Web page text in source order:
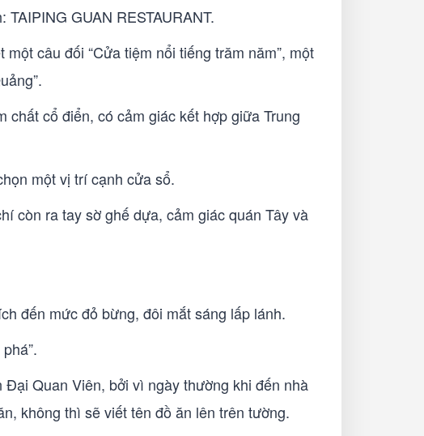
GUAN RESTAURANT.
câu đối “Cửa tiệm nổi tiếng trăm năm”, một
cổ điển, có cảm giác kết hợp giữa Trung
một vị trí cạnh cửa sổ.
còn ra tay sờ ghế dựa, cảm giác quán Tây và
đến mức đỏ bừng, đôi mắt sáng lấp lánh.
Quan Viên, bởi vì ngày thường khi đến nhà
không thì sẽ viết tên đồ ăn lên trên tường.